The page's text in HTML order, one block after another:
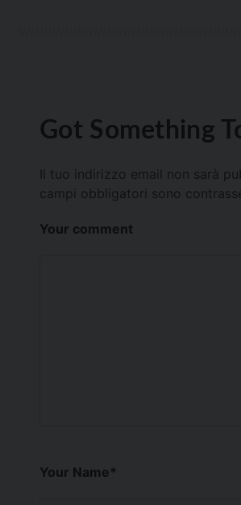
Got Something
Il tuo indirizzo email non sarà
campi obbligatori sono
Your comment
Your Name*